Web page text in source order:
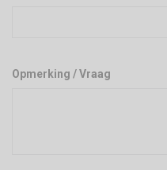
Opmerking / Vraag